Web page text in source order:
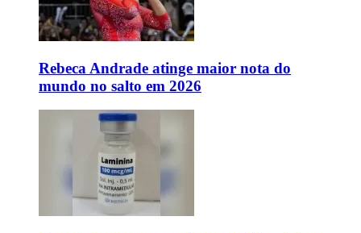
Rebeca Andrade atinge maior nota do
mundo no salto em 2026